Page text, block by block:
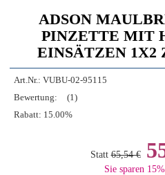
ADSON
PINZETTE MIT
EINSÄTZEN 1X2
Art.Nr.: VUBU-02-95115
Bewertung:
(1)
Rabatt: 15.00%
Statt 65,54 €
Sie sparen